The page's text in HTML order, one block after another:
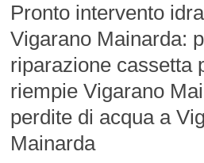
Pronto intervento
Vigarano Mainarda:
riparazione cassetta
riempie Vigarano
perdite di acqua a
Mainarda